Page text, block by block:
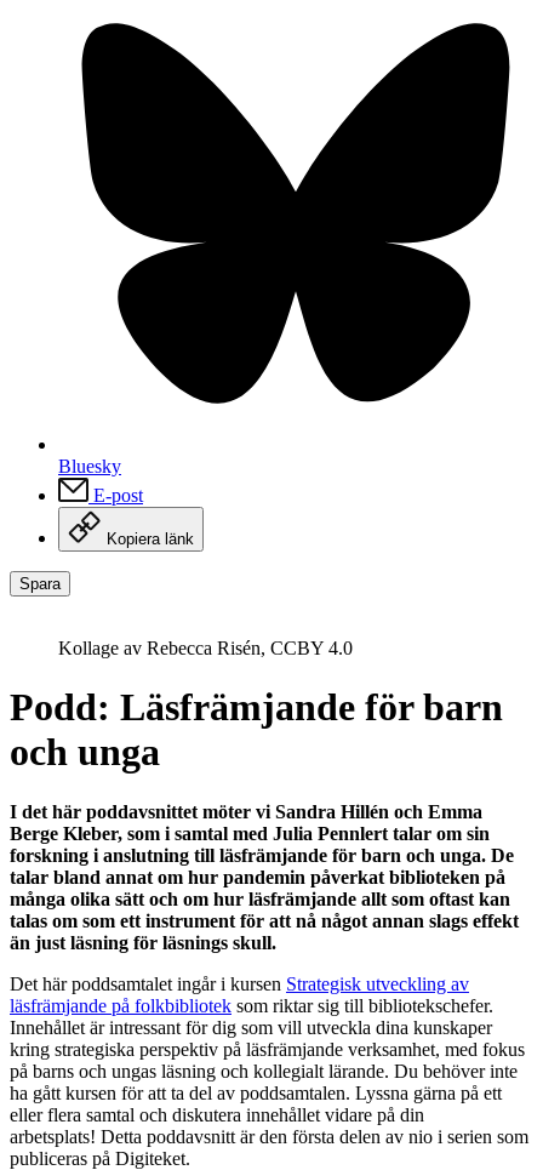
Bluesky
E-post
Kopiera länk
Spara
Kollage av Rebecca Risén, CCBY 4.0
Podd: Läsfrämjande för barn
och unga
I det här poddavsnittet möter vi Sandra Hillén och Emma
Berge Kleber, som i samtal med Julia Pennlert talar om sin
forskning i anslutning till läsfrämjande för barn och unga. De
talar bland annat om hur pandemin påverkat biblioteken på
många olika sätt och om hur läsfrämjande allt som oftast kan
talas om som ett instrument för att nå något annan slags effekt
än just läsning för läsnings skull.
Det här poddsamtalet ingår i kursen Strategisk utveckling av
läsfrämjande på folkbibliotek som riktar sig till bibliotekschefer.
Innehållet är intressant för dig som vill utveckla dina kunskaper
kring strategiska perspektiv på läsfrämjande verksamhet, med fokus
på barns och ungas läsning och kollegialt lärande. Du behöver inte
ha gått kursen för att ta del av poddsamtalen. Lyssna gärna på ett
eller flera samtal och diskutera innehållet vidare på din
arbetsplats! Detta poddavsnitt är den första delen av nio i serien som
publiceras på Digiteket.